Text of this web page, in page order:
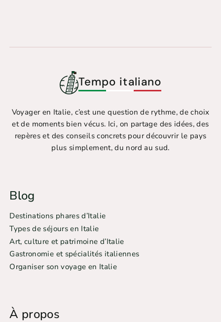
Tempo italiano
Voyager en Italie, c’est une question de rythme, de choix
et de moments bien vécus. Ici, on partage des idées, des
repères et des conseils concrets pour découvrir le pays
plus simplement, du nord au sud.
Blog
Destinations phares d’Italie
Types de séjours en Italie
Art, culture et patrimoine d’Italie
Gastronomie et spécialités italiennes
Organiser son voyage en Italie
À propos